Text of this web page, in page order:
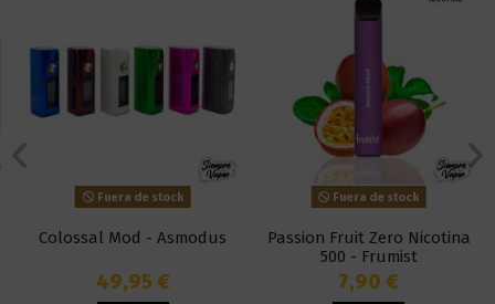
Fuera de stock
Colossal Mod - Asmodus
49,95 €
Fuera de stock
Passion Fruit Zero Nicotina
500 - Frumist
7,90 €